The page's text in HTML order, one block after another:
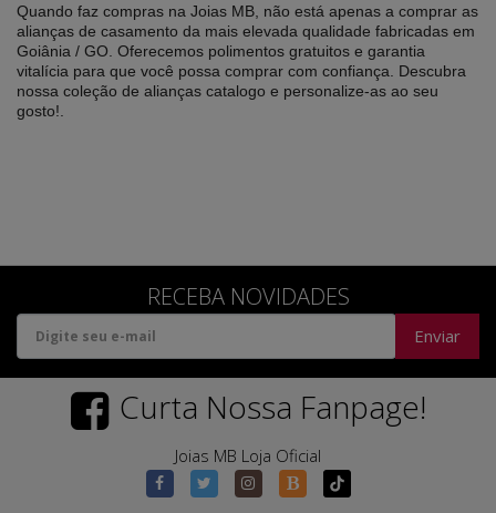
Quando faz compras na Joias MB, não está apenas a comprar as
alianças de casamento da mais elevada qualidade fabricadas em
Goiânia / GO Oferecemos polimentos gratuitos e garantia
vitalícia para que você possa comprar com confiança. Descubra
nossa coleção de alianças catalogo e personalize-as ao seu
gosto!
RECEBA NOVIDADES
Enviar
Curta Nossa Fanpage!
Joias MB Loja Oficial